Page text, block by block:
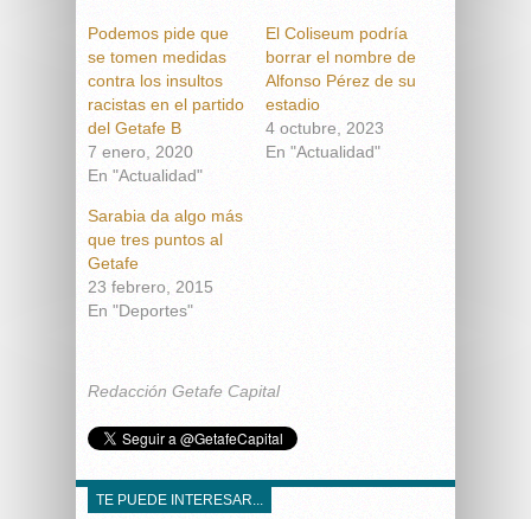
Podemos pide que
se tomen medidas
contra los insultos
racistas en el partido
del Getafe B
7 enero, 2020
En "Actualidad"
El Coliseum podría
borrar el nombre de
Alfonso Pérez de su
estadio
4 octubre, 2023
En "Actualidad"
Sarabia da algo más
que tres puntos al
Getafe
23 febrero, 2015
En "Deportes"
Redacción Getafe Capital
TE PUEDE INTERESAR...